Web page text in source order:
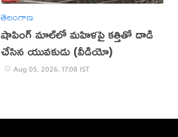
తెలంగాణ
షాపింగ్ మాల్‌లో మహిళపై కత్తితో దాడి
చేసిన యువకుడు (వీడియో)
Aug 05, 2026, 17:08 IST